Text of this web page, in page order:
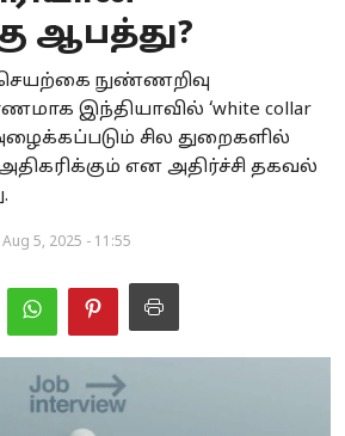
ஆபத்து?
செயற்கை நுண்ணறிவு
இந்தியாவில் ‘white collar
சில துறைகளில்
என அதிர்ச்சி தகவல்
Aug 5, 2025 - 11:55